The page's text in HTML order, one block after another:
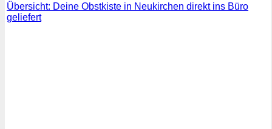
Übersicht: Deine Obstkiste in Neukirchen direkt ins Büro
geliefert